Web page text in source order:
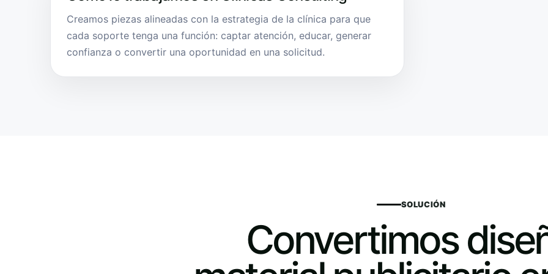
Creamos piezas alineadas con la estrategia de la clínica para que
cada soporte tenga una función: captar atención, educar, generar
confianza o convertir una oportunidad en una solicitud.
SOLUCIÓN
Convertimos